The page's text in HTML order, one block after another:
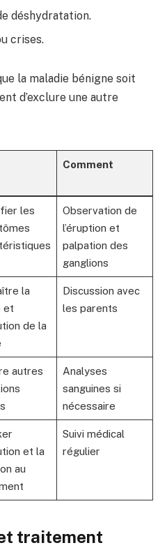
déshydratation.
crises.
la maladie bénigne soit
d’exclure une autre
Comment
les
Observation de
l’éruption et
palpation des
ganglions
la
et
de la
Discussion avec
les parents
autres
Analyses
sanguines si
nécessaire
et la
au
Suivi médical
régulier
traitement